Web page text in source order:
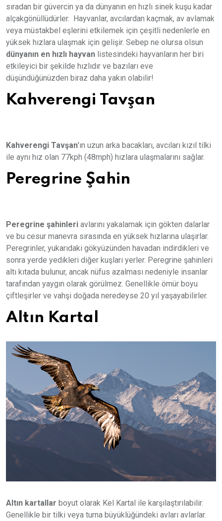
sıradan bir güvercin ya da dünyanın en hızlı sinek kuşu kadar
alçakgönüllüdürler. Hayvanlar, avcılardan kaçmak, av avlamak
veya müstakbel eşlerini etkilemek için çeşitli nedenlerle en
yüksek hızlara ulaşmak için gelişir. Sebep ne olursa olsun
dünyanın en hızlı hayvan listesindeki hayvanların her biri
etkileyici bir şekilde hızlıdır ve bazıları eve
düşündüğünüzden biraz daha yakın olabilir!
Kahverengi Tavşan
Kahverengi Tavşan'ın uzun arka bacakları, avcıları kızıl tilki
ile aynı hız olan 77kph (48mph) hızlara ulaşmalarını sağlar.
Peregrine Şahin
Peregrine şahinleri avlarını yakalamak için gökten dalarlar
ve bu cesur manevra sırasında en yüksek hızlarına ulaşırlar.
Peregrinler, yukarıdaki gökyüzünden havadan indirdikleri ve
sonra yerde yedikleri diğer kuşları yerler. Peregrine şahinleri
altı kıtada bulunur, ancak nüfus azalması nedeniyle insanlar
tarafından yaygın olarak görülmez. Genellikle ömür boyu
çiftleşirler ve vahşi doğada neredeyse 20 yıl yaşayabilirler.
Altın Kartal
Altın kartallar boyut olarak Kel Kartal ile karşılaştırılabilir.
Genellikle bir tilki veya turna büyüklüğündeki avları avlarlar.